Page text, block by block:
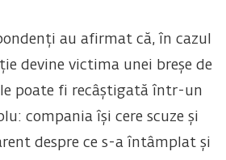
au afirmat că, în cazul
devine victima unei breșe de
poate fi recâștigată într-un
compania își cere scuze și
despre ce s-a întâmplat și